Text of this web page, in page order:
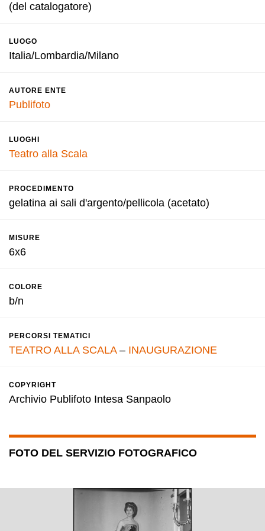
(del catalogatore)
LUOGO
Italia/Lombardia/Milano
AUTORE ENTE
Publifoto
LUOGHI
Teatro alla Scala
PROCEDIMENTO
gelatina ai sali d'argento/pellicola (acetato)
MISURE
6x6
COLORE
b/n
PERCORSI TEMATICI
TEATRO ALLA SCALA– INAUGURAZIONE
COPYRIGHT
Archivio Publifoto Intesa Sanpaolo
FOTO DEL SERVIZIO FOTOGRAFICO